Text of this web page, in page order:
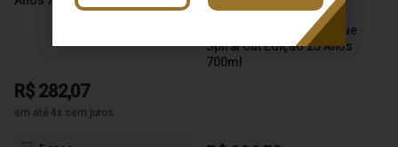
R$ 282,07
em até 4x sem juros
Cachaça Velho Alambique
Spiral Cut Edição 25 Anos
700ml